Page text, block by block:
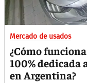
Mercado de usados
¿Cómo
100% dedicada
en Argentina?